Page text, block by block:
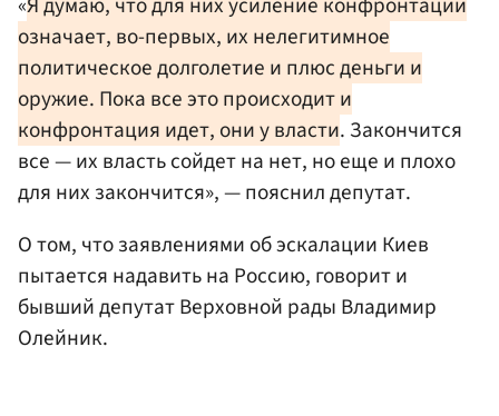
означает, во-первых, их нелегитимное
политическое долголетие и плюс деньги и
оружие. Пока все это происходит и
конфронтация идет, они у власти. Закончится
все — их власть сойдет на нет, но еще и плохо
для них закончится», — пояснил депутат.
О том, что заявлениями об эскалации Киев
пытается надавить на Россию, говорит и
бывший депутат Верховной рады Владимир
Олейник.